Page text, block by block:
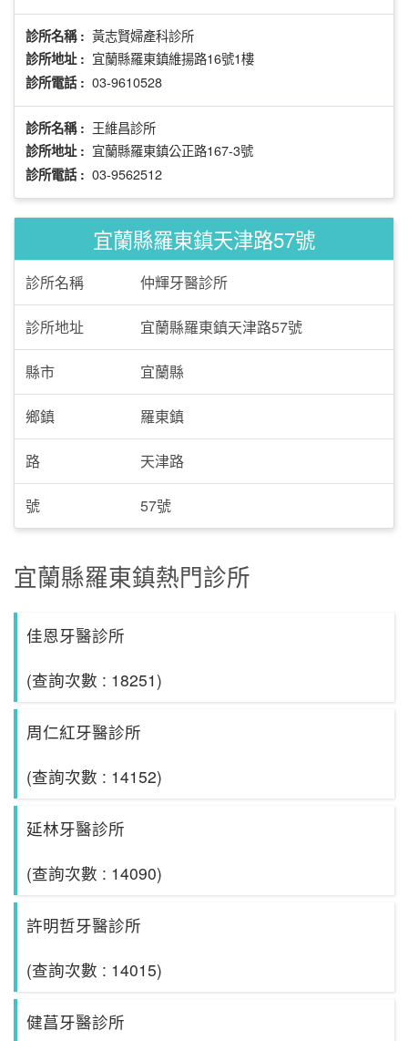
診所名稱 : 黃志賢婦產科診所
診所地址 : 宜蘭縣羅東鎮維揚路16號1樓
診所電話 : 03-9610528
診所名稱 : 王維昌診所
診所地址 : 宜蘭縣羅東鎮公正路167-3號
診所電話 : 03-9562512
宜蘭縣羅東鎮天津路57號
診所名稱 仲輝牙醫診所
診所地址 宜蘭縣羅東鎮天津路57號
縣市 宜蘭縣
鄉鎮 羅東鎮
路 天津路
號 57號
宜蘭縣羅東鎮熱門診所
佳恩牙醫診所
(查詢次數 : 18251)
周仁紅牙醫診所
(查詢次數 : 14152)
延林牙醫診所
(查詢次數 : 14090)
許明哲牙醫診所
(查詢次數 : 14015)
健菖牙醫診所